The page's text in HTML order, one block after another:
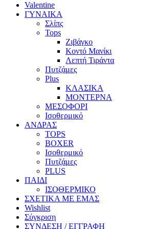
Valentine
ΓΥΝΑΙΚΑ
Σλίπς
Tops
Ζιβάγκο
Κοντό Μανίκι
Λεπτή Τιράντα
Πυτζάμες
Plus
ΚΛΑΣΙΚΑ
ΜΟΝΤΕΡΝΑ
ΜΕΣΟΦΟΡΙ
Ισοθερμικό
ΑΝΔΡΑΣ
TOPS
BOXER
Ισοθερμικό
Πυτζάμες
PLUS
ΠΑΙΔΙ
ΙΣΟΘΕΡΜΙΚΟ
ΣΧΕΤΙΚΑ ΜΕ ΕΜΑΣ
Wishlist
Σύγκριση
ΣΥΝΔΕΣΗ / ΕΓΓΡΑΦΗ